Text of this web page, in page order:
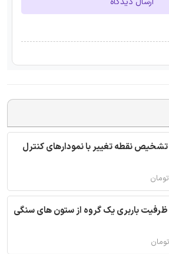
تشخیص نقطه تغییر با نمودارهای کنترل
ظرفیت باربری یک گروه از ستون های سنگی